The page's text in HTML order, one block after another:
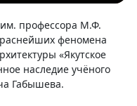
им. профессора М.Ф.
феномена
«Якутское
наследие учёного
Габышева.